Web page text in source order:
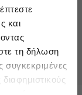
και
τη δήλωση
συγκεκριμένες